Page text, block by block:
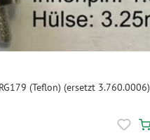
(Teflon) (ersetzt 3.760.0006)